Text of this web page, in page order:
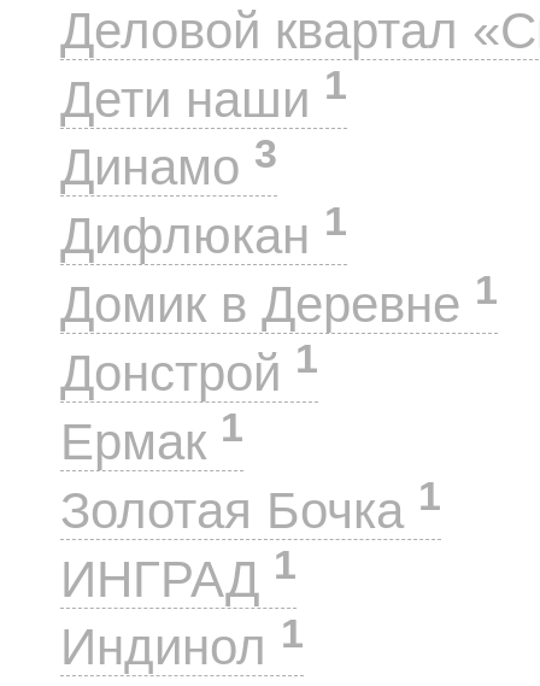
Деловой квартал
Дети наши 1
Динамо 3
Дифлюкан 1
Домик в Деревне 1
Донстрой 1
Ермак 1
Золотая Бочка 1
ИНГРАД 1
Индинол 1